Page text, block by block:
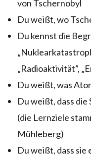
von Tschernobyl
Du weißt, wo
Du kennst die
„Radioaktivität“,
Du weißt, was
Du weißt, dass
(die Lernziele
Mühleberg)
Du weißt, dass sie